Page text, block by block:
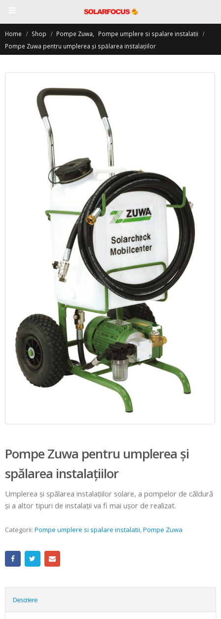
Home Shop Pompe Zuwa
Pompe umplere si spalare instalatii
Pompe Zuwa pentru umplerea şi spălarea instalaţiilor
Pompe Zuwa pentru umplerea şi
spălarea instalaţiilor
Umplerea şi spălarea instalaţiilor solare, a pompelor de căldură
şi a altor tipuri de instalaţii va fi mai uşor de realizat.
Categorii: Pompe umplere si spalare instalatii,Pompe Zuwa
Descriere